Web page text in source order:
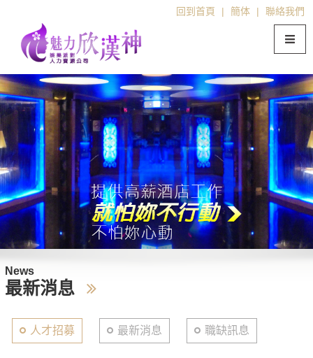
回到首頁 | 簡体 | 聯絡我們
News
最新消息
人才招募 最新消息 職缺訊息